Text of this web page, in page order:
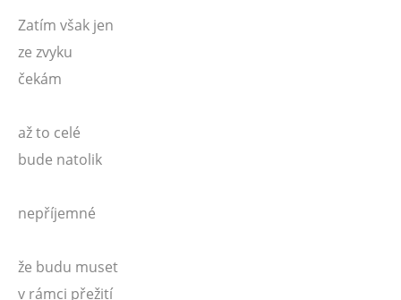
Zatím však jen
ze zvyku
čekám
až to celé
bude natolik
nepříjemné
že budu muset
v rámci přežití